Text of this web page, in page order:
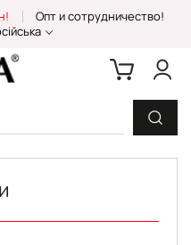
Опт и сотрудничество!